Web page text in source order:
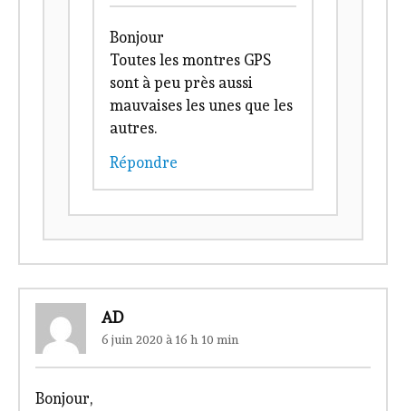
Bonjour
Toutes les montres GPS
sont à peu près aussi
mauvaises les unes que les
autres.
Répondre
AD
6 juin 2020 à 16 h 10 min
Bonjour,